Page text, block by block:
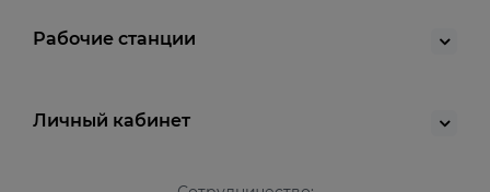
Рабочие станции
Личный кабинет